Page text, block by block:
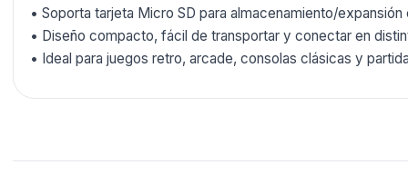
• Soporta tarjeta Micro SD para almacenamiento/expansión
• Diseño compacto, fácil de transportar y conectar en
• Ideal para juegos retro, arcade, consolas clásicas y